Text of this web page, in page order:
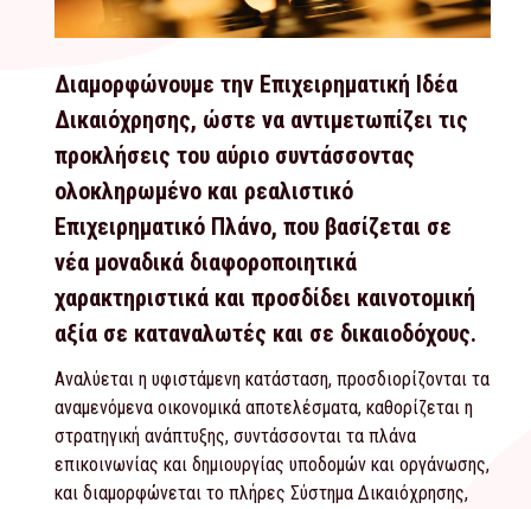
Διαμορφώνουμε την Επιχειρηματική Ιδέα
Δικαιόχρησης, ώστε να αντιμετωπίζει τις
προκλήσεις του αύριο συντάσσοντας
ολοκληρωμένο και ρεαλιστικό
Επιχειρηματικό Πλάνο, που βασίζεται σε
νέα μοναδικά διαφοροποιητικά
χαρακτηριστικά και προσδίδει καινοτομική
αξία σε καταναλωτές και σε δικαιοδόχους.
Αναλύεται η υφιστάμενη κατάσταση, προσδιορίζονται τα
αναμενόμενα οικονομικά αποτελέσματα, καθορίζεται η
στρατηγική ανάπτυξης, συντάσσονται τα πλάνα
επικοινωνίας και δημιουργίας υποδομών και οργάνωσης,
και διαμορφώνεται το πλήρες Σύστημα Δικαιόχρησης,